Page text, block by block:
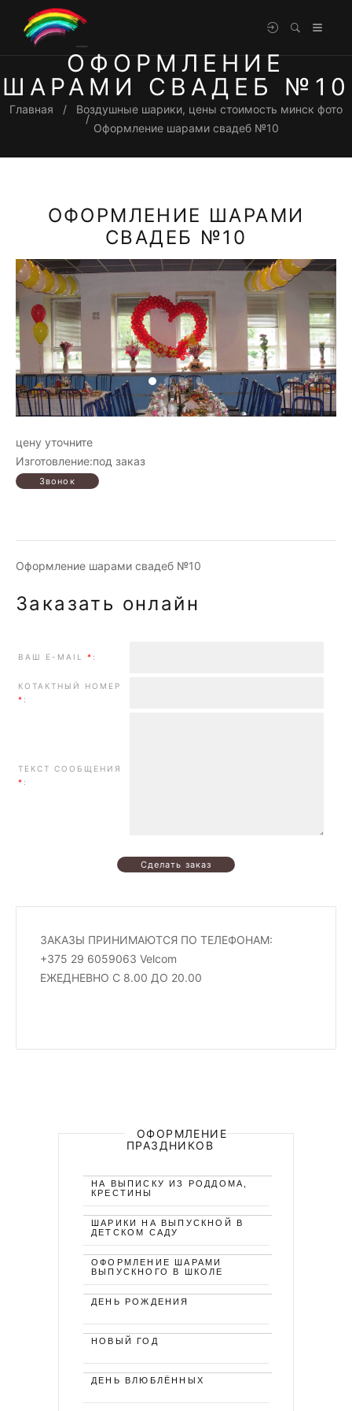
ОФОРМЛЕНИЕ
ШАРАМИ СВАДЕБ №10
Главная
Воздушные шарики, цены стоимость минск фото
Оформление шарами свадеб №10
ОФОРМЛЕНИЕ ШАРАМИ
СВАДЕБ №10
цену уточните
Изготовление:под заказ
Оформление шарами свадеб №10
Заказать онлайн
ВАШ E-MAIL * :
КОТАКТНЫЙ НОМЕР
* :
ТЕКСТ СООБЩЕНИЯ
* :
ЗАКАЗЫ ПРИНИМАЮТСЯ ПО ТЕЛЕФОНАМ:
+375 29 6059063 Velcom
ЕЖЕДНЕВНО С 8.00 ДО 20.00
ОФОРМЛЕНИЕ
ПРАЗДНИКОВ
НА ВЫПИСКУ ИЗ РОДДОМА,
КРЕСТИНЫ
ШАРИКИ НА ВЫПУСКНОЙ В
ДЕТСКОМ САДУ
ОФОРМЛЕНИЕ ШАРАМИ
ВЫПУСКНОГО В ШКОЛЕ
ДЕНЬ РОЖДЕНИЯ
НОВЫЙ ГОД
ДЕНЬ ВЛЮБЛЁННЫХ